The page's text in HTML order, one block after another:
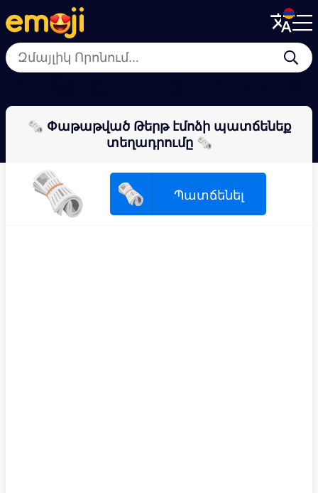
Menu
Close
Menu
Close
🗞 Փաթաթված Թերթ էմոձի պատճենեք
տեղադրումը 🗞
🗞 🗞 Պատճենել